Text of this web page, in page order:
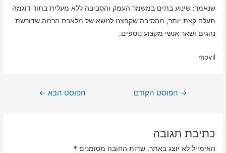
שנאמר: שינוע בתים במשמר העמק והסביבה ללא מעלית בתור דוגמה
תעלה קצת יותר, מהסיבה שקפצנו לנושא של מלאכת הרמה שדורשת
נהגים ושאר אנשי מקצוע נוספים.
movil
ניווט
→ הפוסט הקודם הפוסט הבא ←
כתיבת תגובה
האימייל לא יוצג באתר. שדות החובה מסומנים *